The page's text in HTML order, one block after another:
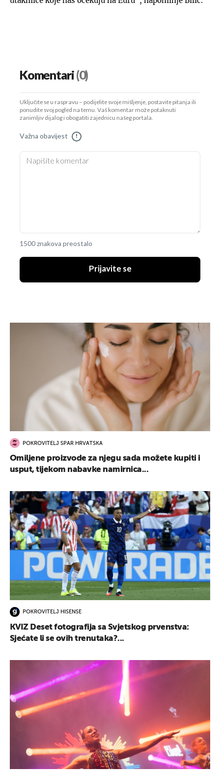
Komentari(0)
Uključite se u raspravu – podijelite svoje mišljenje, postavite pitanja ili
ponudite svoj pogled na temu. Vaš komentar može potaknuti
zanimljiv dijalog i obogatiti zajednicu našeg portala.
Važna obavijest !
1500 znakova preostalo
Prijavite se
POKROVITELJ SPAR HRVATSKA
Omiljene proizvode za njegu sada možete kupiti i
usput, tijekom nabavke namirnica...
POKROVITELJ HISENSE
KVIZ Deset fotografija sa Svjetskog prvenstva:
Sjećate li se ovih trenutaka?...